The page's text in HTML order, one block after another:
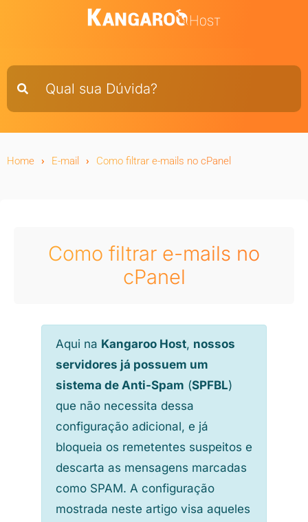
Home E-mail Como filtrar e-mails no cPanel
Como filtrar e-mails no
cPanel
Aqui na Kangaroo Host, nossos
servidores já possuem um
sistema de Anti-Spam (SPFBL)
que não necessita dessa
configuração adicional, e já
bloqueia os remetentes suspeitos e
descarta as mensagens marcadas
como SPAM. A configuração
mostrada neste artigo visa aqueles